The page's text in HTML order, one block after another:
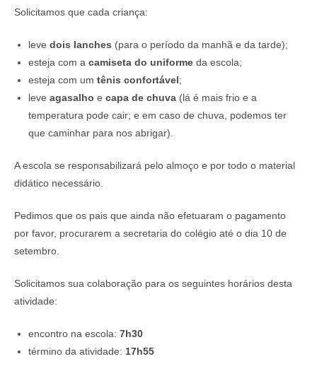
Solicitamos que cada criança:
leve dois lanches (para o período da manhã e da tarde);
esteja com a camiseta do uniforme da escola;
esteja com um tênis confortável;
leve agasalho e capa de chuva (lá é mais frio e a
temperatura pode cair; e em caso de chuva, podemos ter
que caminhar para nos abrigar).
A escola se responsabilizará pelo almoço e por todo o material
didático necessário.
Pedimos que os pais que ainda não efetuaram o pagamento
por favor, procurarem a secretaria do colégio até o dia 10 de
setembro.
Solicitamos sua colaboração para os seguintes horários desta
atividade:
encontro na escola: 7h30
término da atividade: 17h55